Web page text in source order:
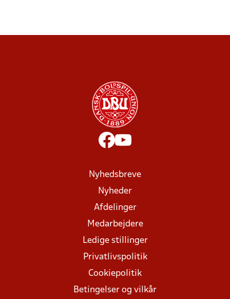
Nyhedsbreve
Nyheder
Afdelinger
Medarbejdere
Ledige stillinger
Privatlivspolitik
Cookiepolitik
Betingelser og vilkår